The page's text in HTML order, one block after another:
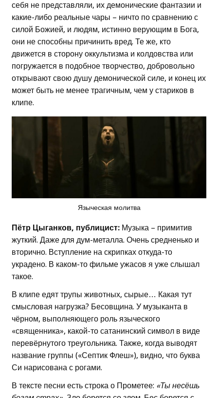
себя не представляли, их демонические фантазии и
какие-либо реальные чары – ничто по сравнению с
силой Божией, и людям, истинно верующим в Бога,
они не способны причинить вред. Те же, кто
движется в сторону оккультизма и колдовства или
погружается в подобное творчество, добровольно
открывают свою душу демонической силе, и конец их
может быть не менее трагичным, чем у стариков в
клипе.
Языческая молитва
Пётр Цыганков, публицист: Музыка – примитив
жуткий. Даже для дум-металла. Очень средненько и
вторично. Вступление на скрипках откуда-то
украдено. В каком-то фильме ужасов я уже слышал
такое.
В клипе едят трупы животных, сырые… Какая тут
смысловая нагрузка? Бесовщина. У музыканта в
чёрном, выполняющего роль языческого
«священника», какой-то сатанинский символ в виде
перевёрнутого треугольника. Также, когда выводят
название группы («Септик Флеш»), видно, что буква
Си нарисована с рогами.
В тексте песни есть строка о Прометее: «Ты несёшь